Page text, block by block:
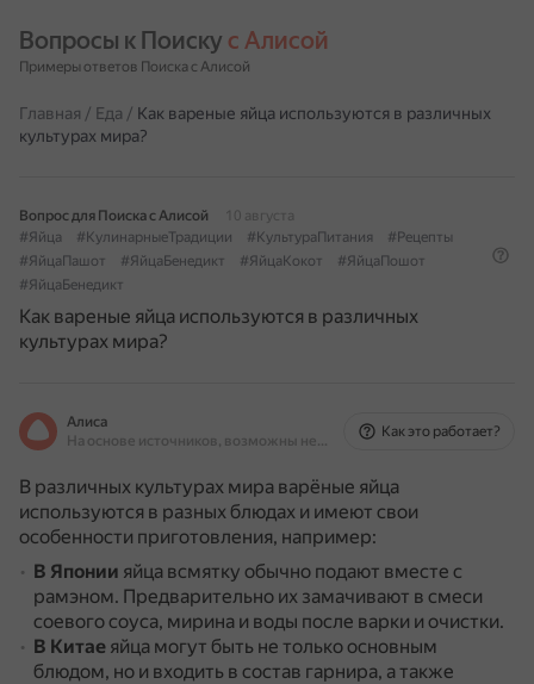
Вопросы к Поиску с Алисой
Примеры ответов Поиска с Алисой
Главная / Еда / Как вареные яйца используются в различных
культурах мира?
Вопрос для Поиска с Алисой
10 августа
#Яйца
#КулинарныеТрадиции #КультураПитания
#Рецепты
#ЯйцаПашот
#ЯйцаБенедикт #ЯйцаКокот
#ЯйцаПошот
#ЯйцаБенедикт
Как вареные яйца используются в различных
культурах мира?
Алиса
На основе источников, возможны неточности
Как это работает?
В различных культурах мира варёные яйца
используются в разных блюдах и имеют свои
особенности приготовления, например:
В Японии яйца всмятку обычно подают вместе с
рамэном. Предварительно их замачивают в смеси
соевого соуса, мирина и воды после варки и очистки.
В Китае яйца могут быть не только основным
блюдом, но и входить в состав гарнира, а также